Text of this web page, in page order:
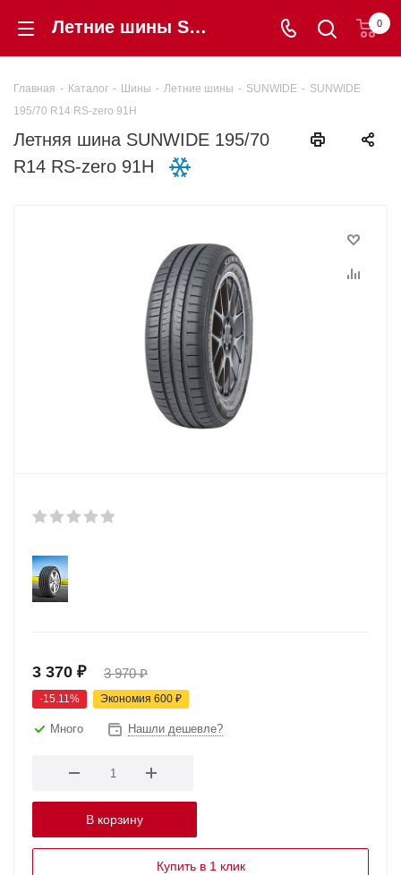
Летние шины SUNWIDE 195/70 R14 RS-zero 91H купить в интернет-магазине «Шинторг» в Калининграде 0
Главная - Каталог - Шины - Летние шины - SUNWIDE - SUNWIDE
195/70 R14 RS-zero 91H
Летняя шина SUNWIDE 195/70
R14 RS-zero 91H
3 370 ₽ 3 970₽
-15.11% Экономия 600 ₽
Много Нашли дешевле?
В корзину
Купить в 1 клик